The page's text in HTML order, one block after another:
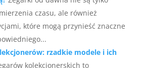
czasu, ale również
które mogą przynieść znaczne
rzadkie modele i ich
kolekcjonerskich to